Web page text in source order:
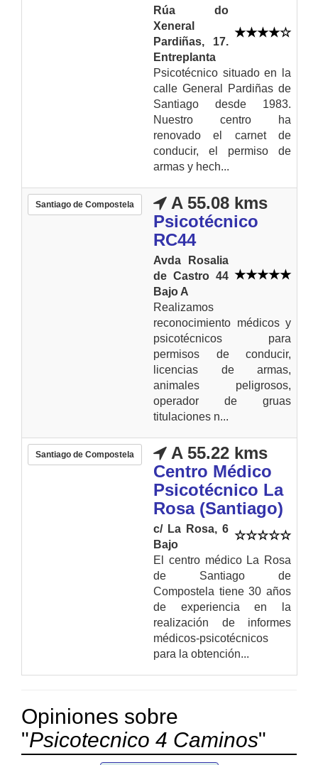
Rúa do
Xeneral
Pardiñas, 17.
Entreplanta
Psicotécnico situado en la
calle General Pardiñas de
Santiago desde 1983.
Nuestro centro ha
renovado el carnet de
conducir, el permiso de
armas y hech...
Santiago de Compostela
A 55.08 kms
Psicotécnico
RC44
Avda Rosalia
de Castro 44
Bajo A
Realizamos
reconocimiento médicos y
psicotécnicos para
permisos de conducir,
licencias de armas,
animales peligrosos,
operador de gruas
titulaciones n...
Santiago de Compostela
A 55.22 kms
Centro Médico
Psicotécnico La
Rosa (Santiago)
c/ La Rosa, 6
Bajo
El centro médico La Rosa
de Santiago de
Compostela tiene 30 años
de experiencia en la
realización de informes
médicos-psicotécnicos
para la obtención...
Opiniones sobre
"Psicotecnico 4 Caminos"